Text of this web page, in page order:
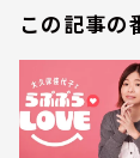
この記事の